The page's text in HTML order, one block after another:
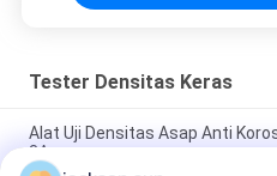
Tester Densitas Keras
Alat Uji Densitas Asap Anti
3A